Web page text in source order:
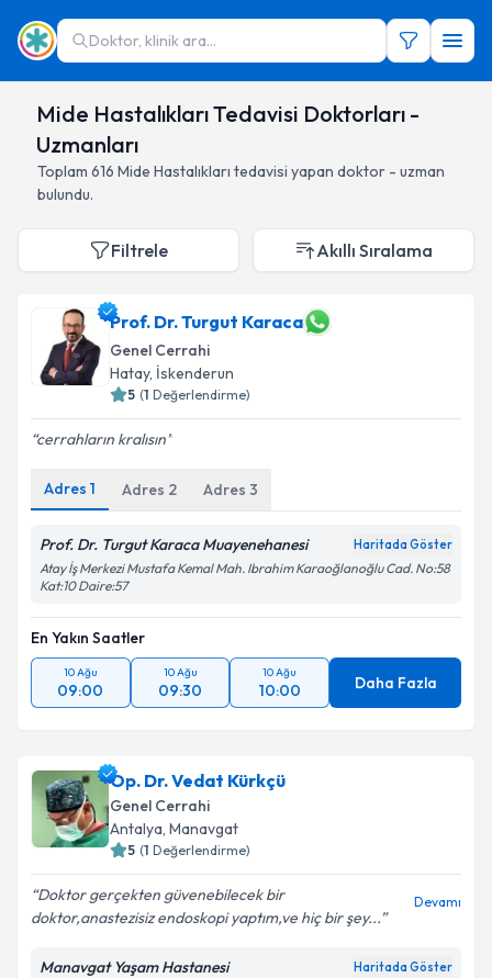
Doktor, klinik ara...
Mide Hastalıkları Tedavisi Doktorları -
Uzmanları
Toplam 616 Mide Hastalıkları tedavisi yapan doktor - uzman
bulundu.
Filtrele Akıllı Sıralama
Prof. Dr. Turgut Karaca
Genel Cerrahi
Hatay, İskenderun
5 (1 Değerlendirme)
cerrahların kralısın
Adres 1 Adres 2 Adres 3
Prof. Dr. Turgut Karaca Muayenehanesi Haritada Göster
Atay İş Merkezi Mustafa Kemal Mah. Ibrahim Karaoğlanoğlu Cad. No:58
Kat:10 Daire:57
En Yakın Saatler
10 Ağu
09:00
10 Ağu
09:30
10 Ağu
10:00 Daha Fazla
Op. Dr. Vedat Kürkçü
Genel Cerrahi
Antalya, Manavgat
5 (1 Değerlendirme)
Doktor gerçekten güvenebilecek bir
doktor,anastezisiz endoskopi yaptım,ve hiç bir şey...
Devamı
Manavgat Yaşam Hastanesi Haritada Göster